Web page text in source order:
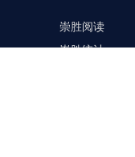
崇胜阅读
崇胜统计